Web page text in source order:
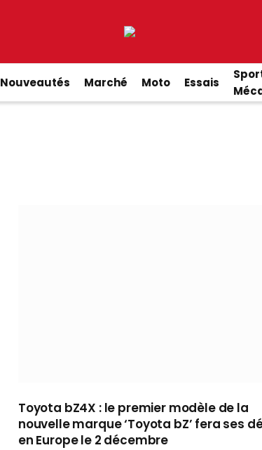
Nouveautés Marché Moto Essais
Toyota bZ4X : le premier modèle de la
nouvelle marque ‘Toyota bZ’ fera ses
en Europe le 2 décembre